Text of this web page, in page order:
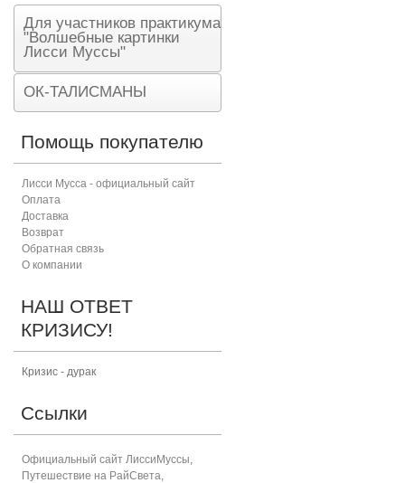
Для участников практикума
"Волшебные картинки
Лисси Муссы"
ОК-ТАЛИСМАНЫ
Помощь покупателю
Лисси Мусса - официальный сайт
Оплата
Доставка
Возврат
Обратная связь
О компании
НАШ ОТВЕТ
КРИЗИСУ!
Кризис - дурак
Ссылки
Официальный сайт ЛиссиМуссы,
Путешествие на РайСвета,